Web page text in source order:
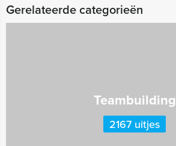
Gerelateerde categorieën
Teambuilding
2167 uitjes